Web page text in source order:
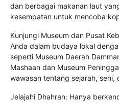
dan berbagai makanan laut
kesempatan untuk mencoba
Kunjungi Museum dan Pusat
Anda dalam budaya lokal
seperti Museum Daerah
Mashaan dan Museum
wawasan tentang sejarah, seni,
Jelajahi Dhahran: Hanya